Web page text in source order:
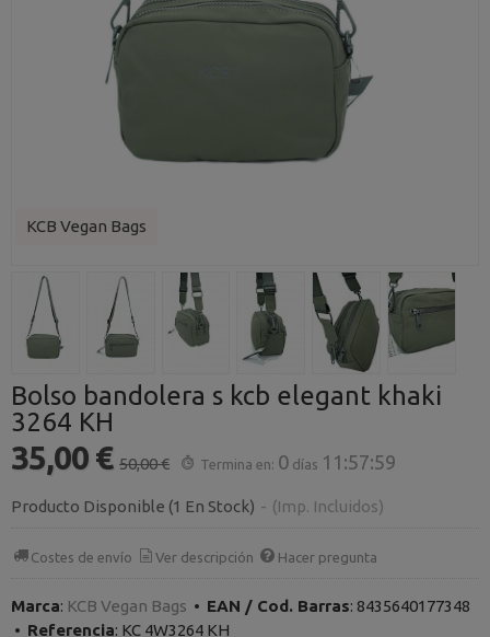
KCB Vegan Bags
Bolso bandolera s kcb elegant khaki
3264 KH
35,00 € 50,00 € Termina en: 0 días 11:57:59
Producto Disponible (1 En Stock) - (Imp. Incluidos)
Costes de envío Ver descripción Hacer pregunta
Marca: KCB Vegan Bags • EAN / Cod. Barras: 8435640177348
• Referencia: KC 4W3264 KH